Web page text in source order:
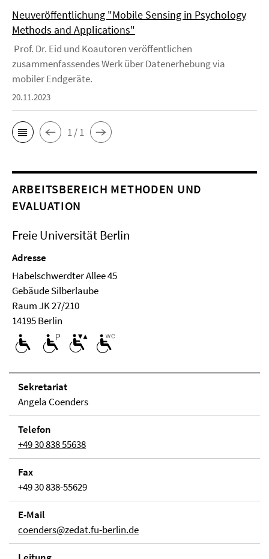
Neuveröffentlichung "Mobile Sensing in Psychology
Methods and Applications"
Prof. Dr. Eid und Koautoren veröffentlichen
zusammenfassendes Werk über Datenerhebung via
mobiler Endgeräte.
20.11.2023
1 / 1
ARBEITSBEREICH METHODEN UND
EVALUATION
Freie Universität Berlin
Adresse
Habelschwerdter Allee 45
Ge­bäude Silberlaube
Raum JK 27/210
14195 Berlin
Se­kre­ta­ri­at
Angela Coenders
Telefon
+49 30 838 55638
Fax
+49 30 838-55629
E-Mail
coenders@zedat.fu-berlin.de